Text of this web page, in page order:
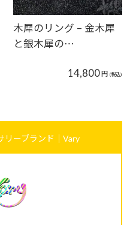
木犀のリング – 金木犀
と銀木犀の…
14,800円 (税込)
リーブランド｜Vary